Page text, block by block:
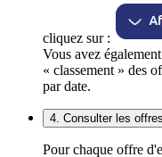
cliquez sur :
Vous avez
« classement » des
par date.
4. Consulter les
Pour chaque offre